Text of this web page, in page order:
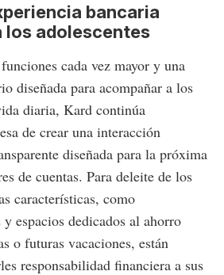
bancaria
los adolescentes
cada vez mayor y una
diseñada para acompañar a los
diaria, Kard continúa
de crear una interacción
diseñada para la próxima
de cuentas. Para deleite de los
características, como
espacios dedicados al ahorro
o futuras vacaciones, están
responsabilidad financiera a sus